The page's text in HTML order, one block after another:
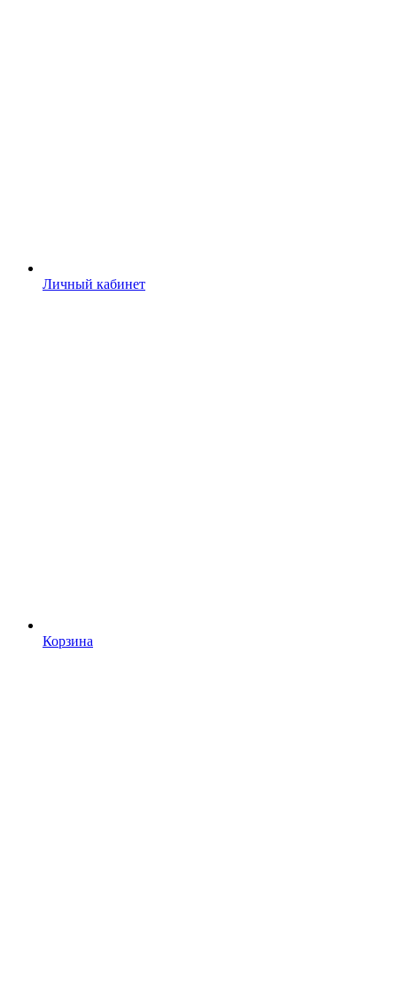
Личный кабинет
Корзина